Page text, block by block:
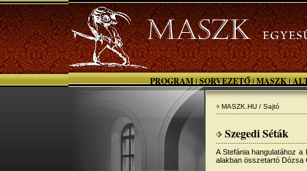
PROGRAM | SORVEZETŐ | MASZK |
MASZK.HU / Sajtó
Szegedi Séták
A Stefánia hangulatához
alakban összetartó Dózsa